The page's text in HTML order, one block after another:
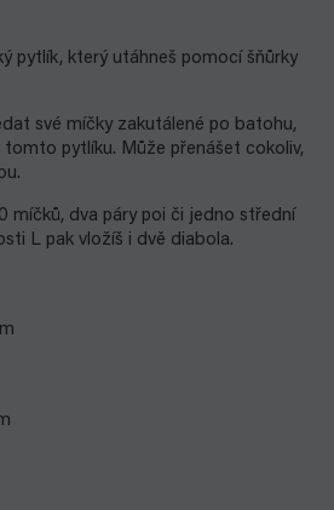
pytlík, který utáhneš pomocí šňůrky
své míčky zakutálené po batohu,
tomto pytlíku. Může přenášet cokoliv,
míčků, dva páry poi či jedno střední
L pak vložíš i dvě diabola.